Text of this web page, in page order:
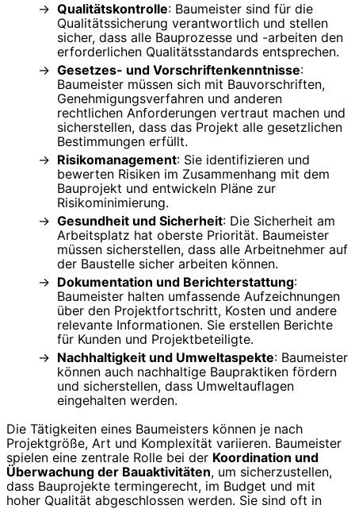
Qualitätskontrolle: Baumeister sind für die
Qualitätssicherung verantwortlich und stellen
sicher, dass alle Bauprozesse und -arbeiten den
erforderlichen Qualitätsstandards entsprechen.
Gesetzes- und Vorschriftenkenntnisse:
Baumeister müssen sich mit Bauvorschriften,
Genehmigungsverfahren und anderen
rechtlichen Anforderungen vertraut machen und
sicherstellen, dass das Projekt alle gesetzlichen
Bestimmungen erfüllt.
Risikomanagement: Sie identifizieren und
bewerten Risiken im Zusammenhang mit dem
Bauprojekt und entwickeln Pläne zur
Risikominimierung.
Gesundheit und Sicherheit: Die Sicherheit am
Arbeitsplatz hat oberste Priorität. Baumeister
müssen sicherstellen, dass alle Arbeitnehmer auf
der Baustelle sicher arbeiten können.
Dokumentation und Berichterstattung:
Baumeister halten umfassende Aufzeichnungen
über den Projektfortschritt, Kosten und andere
relevante Informationen. Sie erstellen Berichte
für Kunden und Projektbeteiligte.
Nachhaltigkeit und Umweltaspekte: Baumeister
können auch nachhaltige Baupraktiken fördern
und sicherstellen, dass Umweltauflagen
eingehalten werden.
Die Tätigkeiten eines Baumeisters können je nach
Projektgröße, Art und Komplexität variieren. Baumeister
spielen eine zentrale Rolle bei der Koordination und
Überwachung der Bauaktivitäten, um sicherzustellen,
dass Bauprojekte termingerecht, im Budget und mit
hoher Qualität abgeschlossen werden. Sie sind oft in